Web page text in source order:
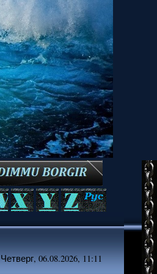
Четверг, 06.08.2026, 11:11